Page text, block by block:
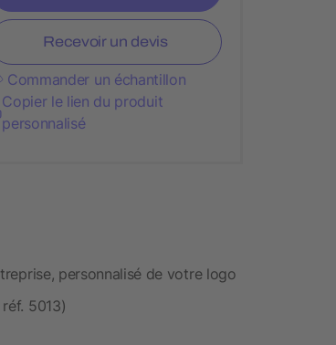
Recevoir un devis
Commander un échantillon
Copier le lien du produit
personnalisé
personnalisé de votre logo
5013)